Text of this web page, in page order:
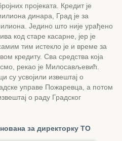
пројеката. Кредит је
динара, Град је за
Једино што није урађено
код старе касарне, јер је
тим истекло је и време за
кредиту. Сва средства која
рекао је Милосављевић.
су усвојили извештај о
управе Пожаревца, а потом
о раду Градског
за директорку ТО